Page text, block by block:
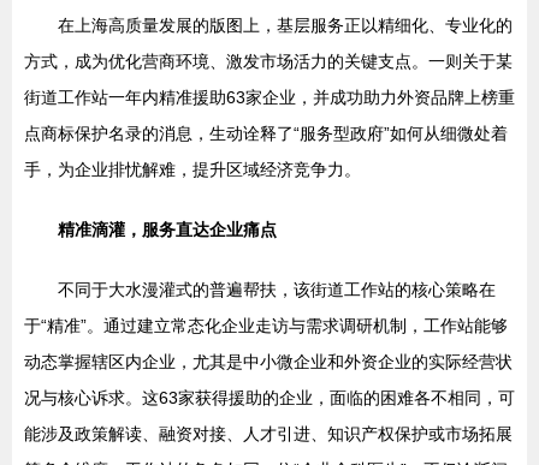
在上海高质量发展的版图上，基层服务正以精细化、专业化的
方式，成为优化营商环境、激发市场活力的关键支点。一则关于某
街道工作站一年内精准援助63家企业，并成功助力外资品牌上榜重
点商标保护名录的消息，生动诠释了“服务型政府”如何从细微处着
手，为企业排忧解难，提升区域经济竞争力。
精准滴灌，服务直达企业痛点
不同于大水漫灌式的普遍帮扶，该街道工作站的核心策略在
于“精准”。通过建立常态化企业走访与需求调研机制，工作站能够
动态掌握辖区内企业，尤其是中小微企业和外资企业的实际经营状
况与核心诉求。这63家获得援助的企业，面临的困难各不相同，可
能涉及政策解读、融资对接、人才引进、知识产权保护或市场拓展